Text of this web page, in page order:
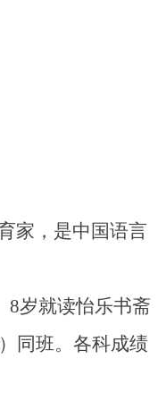
家，是中国语言
岁就读怡乐书斋
同班。各科成绩